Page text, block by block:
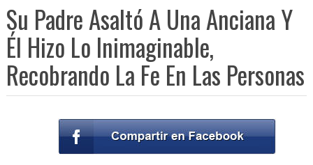
Su Padre Asaltó A Una Anciana Y
Él Hizo Lo Inimaginable,
Recobrando La Fe En Las Personas